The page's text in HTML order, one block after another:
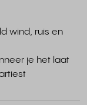
wind, ruis en
je het laat